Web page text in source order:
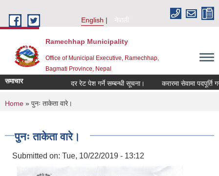
English
नेपाली
Ramechhap Municipality
Office of Municipal Executive, Ramechhap,
Bagmati Province, Nepal
समाचार दर रेट पेश गर्ने सम्बन्धी सूचना। करारमा सेवामा पदपूर्ति गर्ने
You are here
Home » पुनः ताकेता वारे।
पुनः ताकेता वारे।
Submitted on: Tue, 10/22/2019 - 13:12